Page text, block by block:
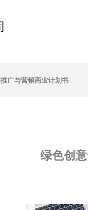
广与营销商业计划书
绿色创